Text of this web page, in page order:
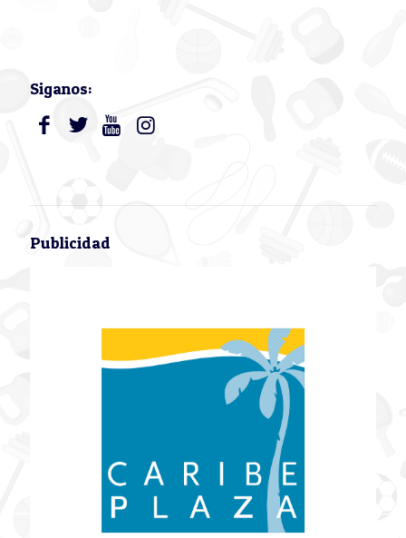
Siganos:
Publicidad